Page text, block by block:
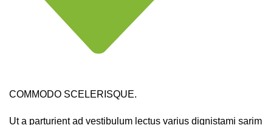
COMMODO SCELERISQUE.
Ut a parturient ad vestibulum lectus varius dignistami sarim